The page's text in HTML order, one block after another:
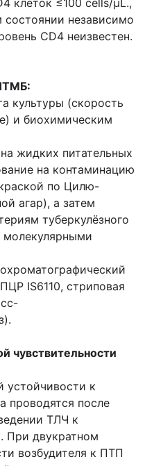
клеток ≤100 cells/μL.,
независимо
CD4 неизвестен.
(скорость
и биохимическим
жидких питательных
на контаминацию
по Цилю-
агар), а затем
туберкулёзного
молекулярными
IS6110, стриповая
чувствительности
устойчивости к
проводятся после
ТЛЧ к
При двукратном
возбудителя к ПТП